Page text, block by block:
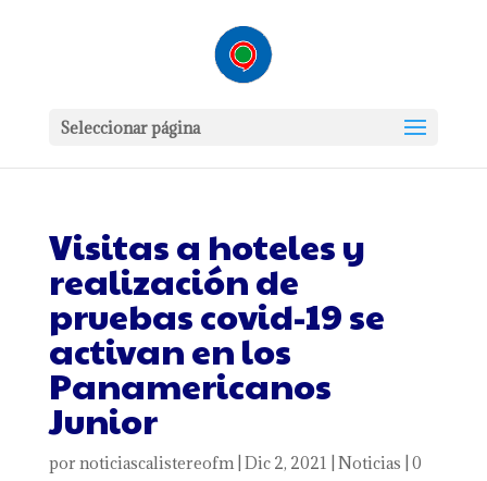
Seleccionar página
Visitas a hoteles y
realización de
pruebas covid-19 se
activan en los
Panamericanos
Junior
por noticiascalistereofm| Dic 2, 2021 Noticias 0